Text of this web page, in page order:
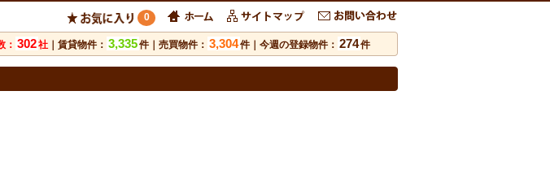
0
： 302社 ｜賃貸物件： 3,335件｜売買物件： 3,304件｜今週の登録物件： 274件